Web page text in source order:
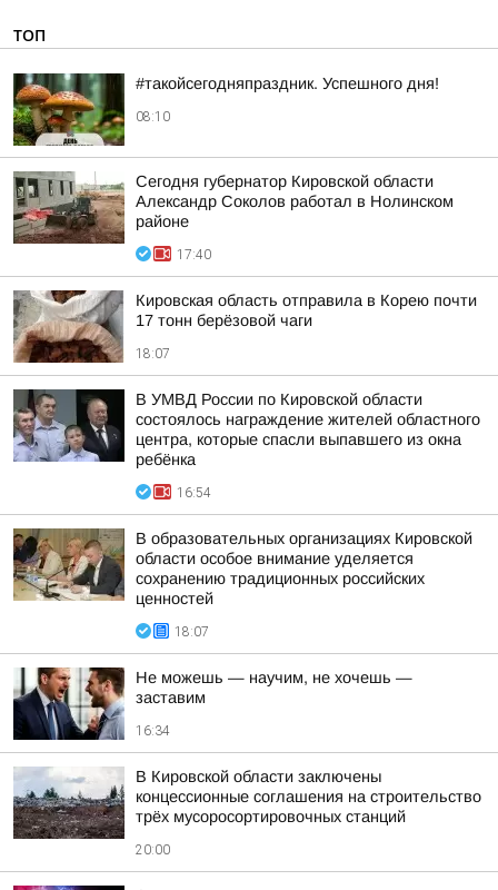
ТОП
#такойсегодняпраздник. Успешного дня!
08:10
Сегодня губернатор Кировской области
Александр Соколов работал в Нолинском
районе
17:40
Кировская область отправила в Корею почти
17 тонн берёзовой чаги
18:07
В УМВД России по Кировской области
состоялось награждение жителей областного
центра, которые спасли выпавшего из окна
ребёнка
16:54
В образовательных организациях Кировской
области особое внимание уделяется
сохранению традиционных российских
ценностей
18:07
Не можешь — научим, не хочешь —
заставим
16:34
В Кировской области заключены
концессионные соглашения на строительство
трёх мусоросортировочных станций
20:00